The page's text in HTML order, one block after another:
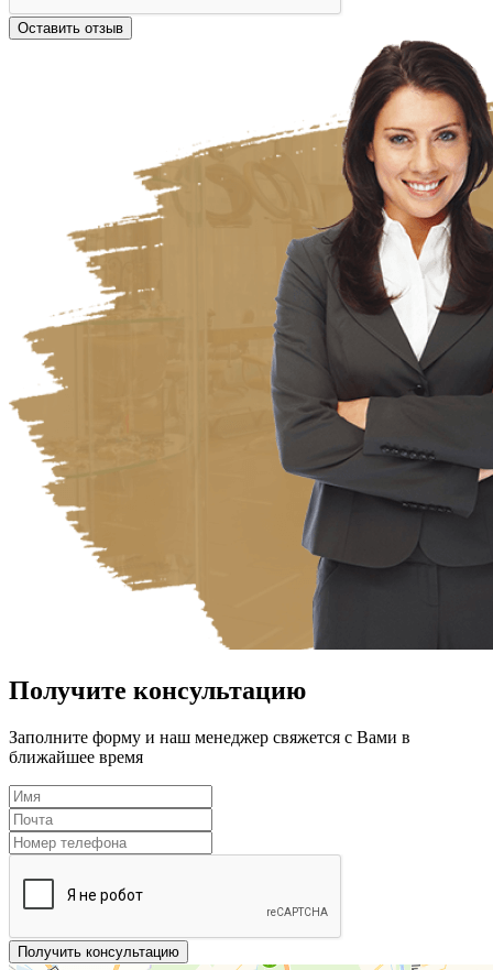
Оставить отзыв
Получите консультацию
Заполните форму и наш менеджер свяжется с Вами в
ближайшее время
Получить консультацию